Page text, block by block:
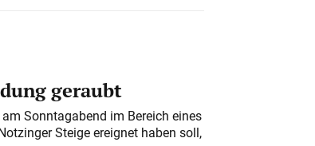
geraubt
Sonntagabend im Bereich eines
Steige ereignet haben soll,